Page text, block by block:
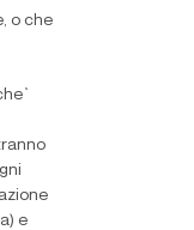
o che
e